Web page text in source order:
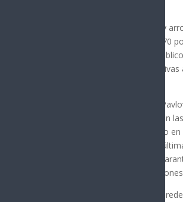
os trabajos de limpieza en canales y
Hermosillo registran un avance del 70
informó la Dirección de Servicios
como parte de las acciones preventivas
El titular de la dependencia, Sergio
señaló que desde enero comenzaron
retiro de basura, maleza y escombro
puntos de la ciudad, aunque en las
los trabajos se intensificaron para
adecuado del agua y evitar
Actualmente, el municipio atiende